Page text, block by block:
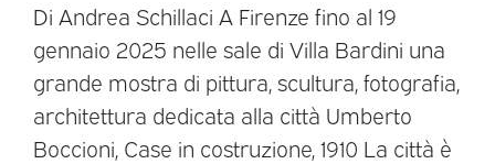
Di Andrea Schillaci A Firenze fino al 19
gennaio 2025 nelle sale di Villa Bardini una
grande mostra di pittura, scultura, fotografia,
architettura dedicata alla città Umberto
Boccioni, Case in costruzione, 1910 La città è